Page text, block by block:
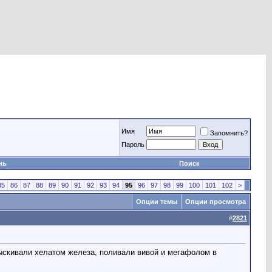
Имя
Запомнить?
Пароль
Поиск
86 87 88 89 90 91 92 93 94 95 96 97 98 99 100 101 102 >
Опции темы Опции просмотра
#2821
хелатом железа, поливали вивой и мегафолом в